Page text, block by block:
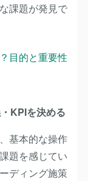
課題が発見で
目的と重要性
KPIを決める
基本的な操作
題を感じてい
ディング施策